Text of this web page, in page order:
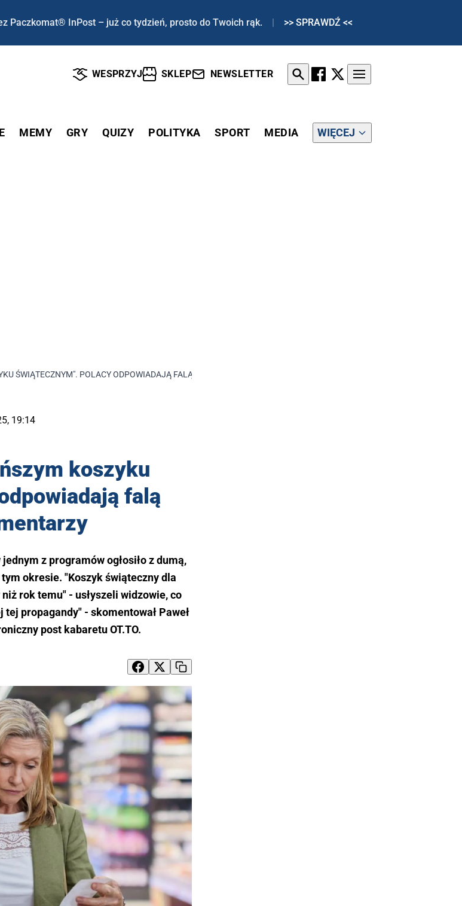
Paczkomat® InPost – już co tydzień, prosto do Twoich rąk. | >> SPRAWDŹ <<
WESPRZYJ SKLEP NEWSLETTER
MEMY GRY QUIZY POLITYKA SPORT MEDIA WIĘCEJ
ŚWIĄTECZNYM". POLACY ODPOWIADAJĄ FALĄ IRONICZNYCH KOMENTARZY
19:14
koszyku
falą
z programów ogłosiło z dumą,
okresie. "Koszyk świąteczny dla
rok temu" - usłyszeli widzowie, co
propagandy" - skomentował Paweł
post kabaretu OT.TO.